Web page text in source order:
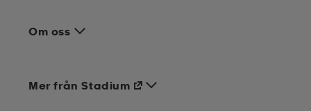
Om oss
Mer från Stadium